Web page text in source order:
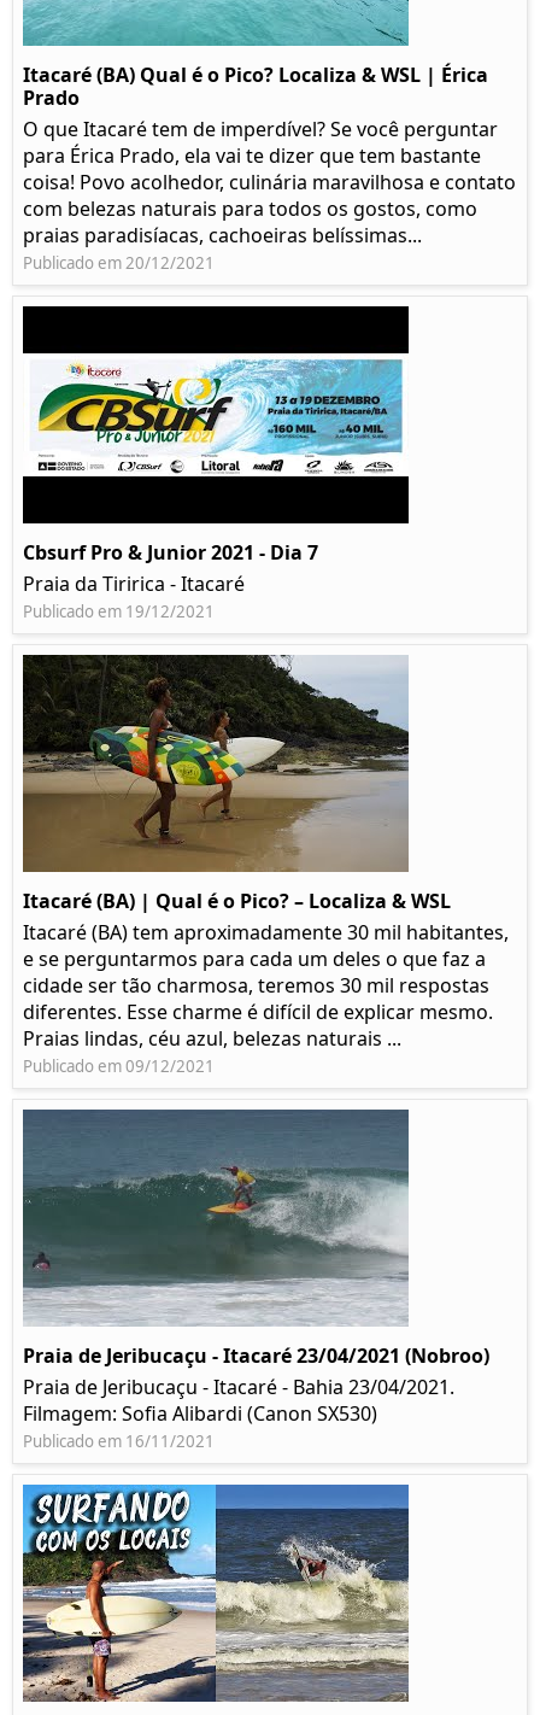
Itacaré (BA) Qual é o Pico? Localiza & WSL | Érica
Prado​
O que Itacaré tem de imperdível? Se você perguntar
para Érica Prado, ela vai te dizer que tem bastante
coisa!​ Povo acolhedor, culinária maravilhosa e contato
com belezas naturais para todos os gostos, como
praias paradisíacas, cachoeiras belíssimas...
Publicado em 20/12/2021
Cbsurf Pro & Junior 2021 - Dia 7
Praia da Tiririca - Itacaré
Publicado em 19/12/2021
Itacaré (BA) | Qual é o Pico? – Localiza & WSL​​
Itacaré (BA) tem aproximadamente 30 mil habitantes,
e se perguntarmos para cada um deles o que faz a
cidade ser tão charmosa, teremos 30 mil respostas
diferentes. Esse charme é difícil de explicar mesmo.
Praias lindas, céu azul, belezas naturais ...
Publicado em 09/12/2021
Praia de Jeribucaçu - Itacaré 23/04/2021 (Nobroo)
Praia de Jeribucaçu - Itacaré - Bahia 23/04/2021.
Filmagem: Sofia Alibardi (Canon SX530)
Publicado em 16/11/2021